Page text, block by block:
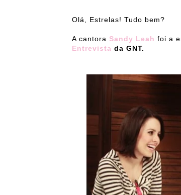
Olá, Estrelas! Tudo bem?
A cantora Sandy Leah foi a
Entrevista da GNT.